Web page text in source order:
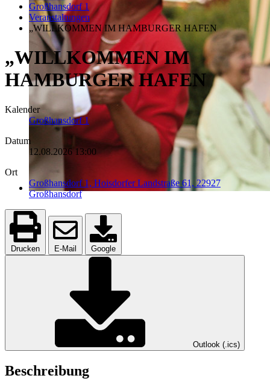
Großhansdorf 1
Veranstaltungen
„WILLKOMMEN IM HAMBURGER HAFEN
„WILLKOMMEN IM
HAMBURGER HAFEN
Kalender
Großhansdorf 1
Datum
12.08.2026 13:00
Ort
Großhansdorf 1, Hoisdorfer Landstraße 61, 22927
Großhansdorf
Drucken E-Mail Google
Outlook (.ics)
Beschreibung